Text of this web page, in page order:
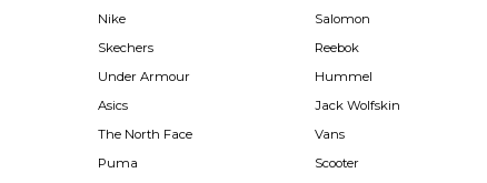
Nike
Skechers
Under Armour
Asics
The North Face
Puma
Salomon
Reebok
Hummel
Jack Wolfskin
Vans
Scooter